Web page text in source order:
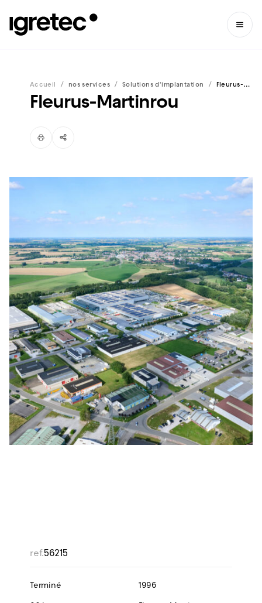
Accueil / nos services / Solutions d'implantation / Fleurus-Martinrou
Fleurus-Martinrou
ref.56215
Terminé 1996